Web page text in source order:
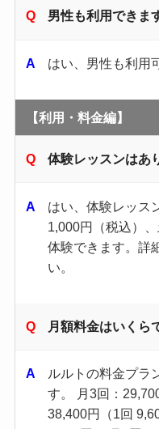
男性も利用できま
はい、男性も利用
【利用・料金編】
体験レッスンはあ
はい、体験レッス
1,000円（税込）
体験できます。​詳
い。 ​
月額料金はいくら
ルルトの料金プラ
す。 月3回：
38,400円（1回